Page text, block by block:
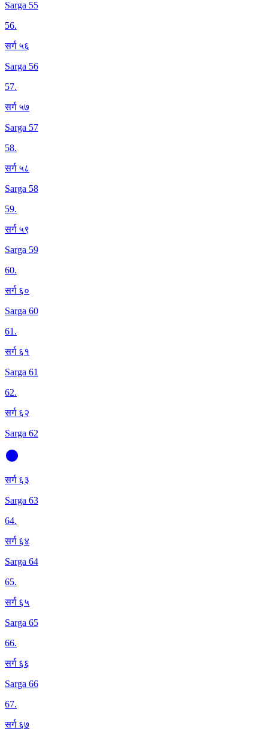
Sarga 55
56.
सर्ग ५६
Sarga 56
57.
सर्ग ५७
Sarga 57
58.
सर्ग ५८
Sarga 58
59.
सर्ग ५९
Sarga 59
60.
सर्ग ६०
Sarga 60
61.
सर्ग ६१
Sarga 61
62.
सर्ग ६२
Sarga 62
सर्ग ६३
Sarga 63
64.
सर्ग ६४
Sarga 64
65.
सर्ग ६५
Sarga 65
66.
सर्ग ६६
Sarga 66
67.
सर्ग ६७